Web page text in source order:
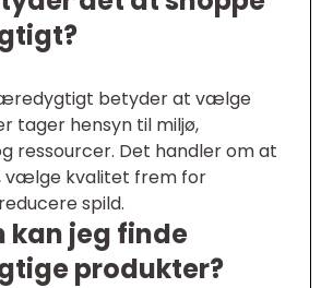
betyder at vælge
tager hensyn til miljø,
ressourcer. Det handler om at
vælge kvalitet frem for
spild.
kan jeg finde
produkter?